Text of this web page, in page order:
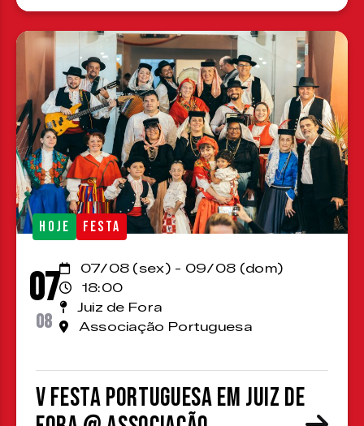
HOJE FESTA
07
08
07/08 (sex) - 09/08 (dom)
18:00
Juiz de Fora
Associação Portuguesa
V Festa Portuguesa em Juiz de